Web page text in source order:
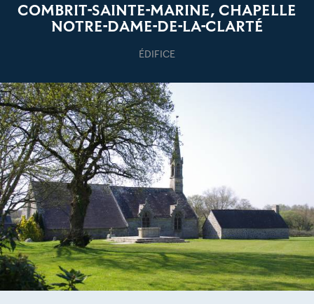
COMBRIT-SAINTE-MARINE, CHAPELLE
NOTRE-DAME-DE-LA-CLARTÉ
ÉDIFICE